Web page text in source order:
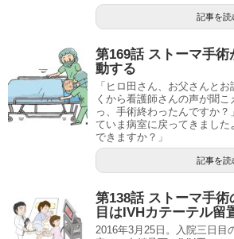
記事を読
第169話 ストーマ手
動する
「ヒロ田さん、お父さんと
くから看護師さんの声が聞
っ、手術終わったんですか？
ていま病室に戻ってきました
できますか？」
記事を読
第138話 ストーマ手術
目はIVHカテーテル留
2016年3月25日。入院三日目